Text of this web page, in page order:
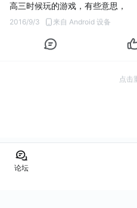
高三时候玩的游戏，有些意思，
2016/9/3 来自 Android 设备
点击
论坛